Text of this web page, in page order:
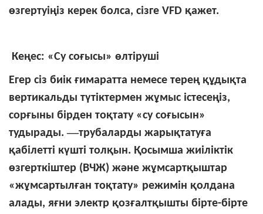
өзгертуіңіз керек болса, сізге VFD қажет.
Кеңес: «Су соғысы» өлтіруші
Егер сіз биік ғимаратта немесе терең құдықта
вертикальды түтіктермен жұмыс істесеңіз,
сорғыны бірден тоқтату «су соғысын»
тудырады.—трубаларды жарықтатуға
қабілетті күшті толқын. Қосымша жиіліктік
өзгерткіштер (ВЧЖ) және жұмсартқыштар
«жұмсартылған тоқтату» режимін қолдана
алады, яғни электр қозғалтқышты бірте-бірте